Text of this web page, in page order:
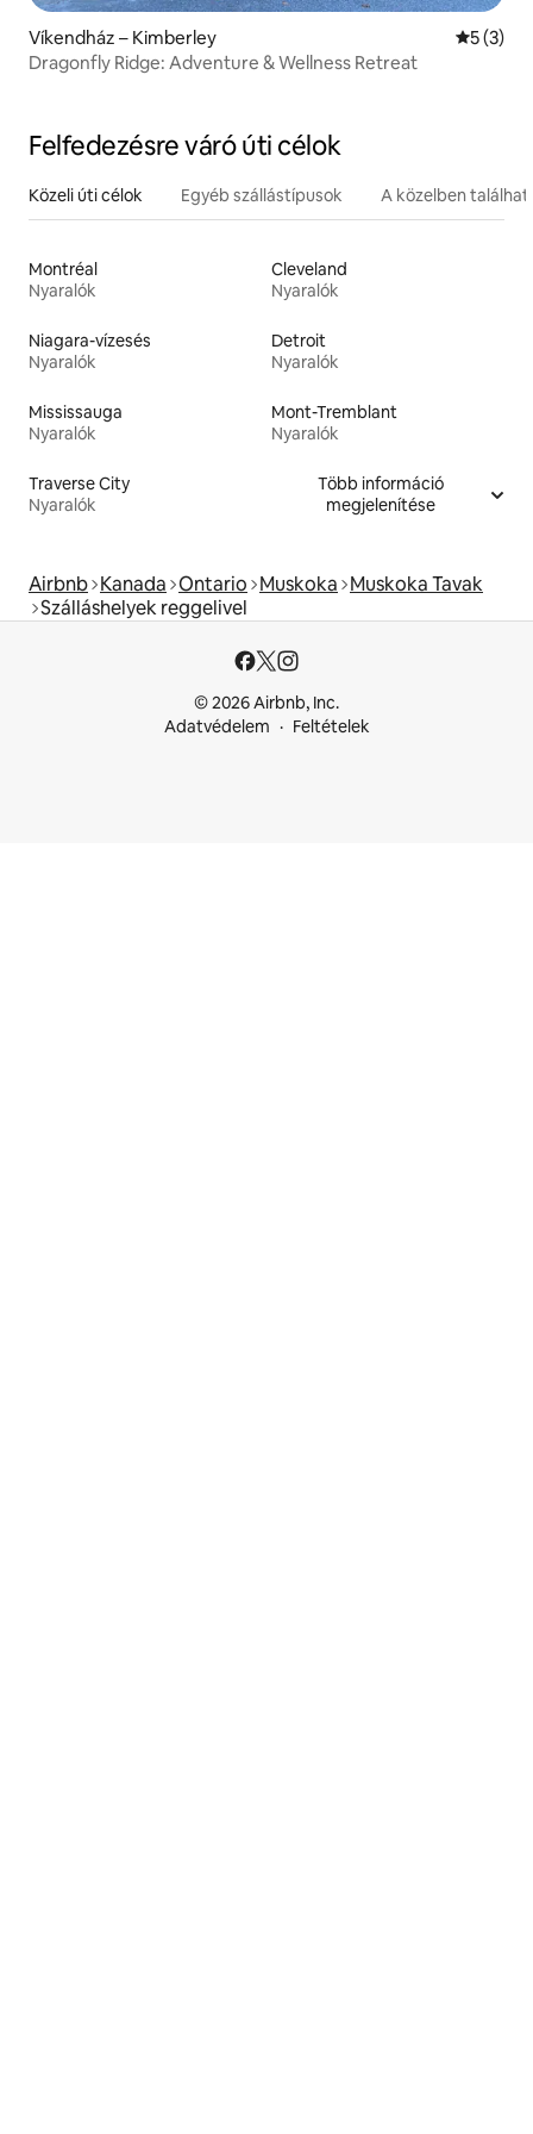
Víkendház – Kimberley Átlagos
5 (3)
Dragonfly Ridge: Adventure & Wellness Retreat
Felfedezésre váró úti célok
Közeli úti célok Egyéb szállástípusok A közelben
Montréal
Nyaralók
Cleveland
Nyaralók
Niagara-vízesés
Nyaralók
Detroit
Nyaralók
Mississauga
Nyaralók
Mont-Tremblant
Nyaralók
Traverse City
Nyaralók
Több információ
megjelenítése
Airbnb Kanada Ontario Muskoka Muskoka Tavak
Szálláshelyek reggelivel
© 2026 Airbnb, Inc.
Adatvédelem
Feltételek